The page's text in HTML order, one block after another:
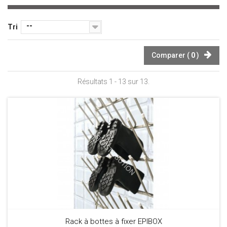
Tri --
Comparer ( 0)
Résultats 1 - 13 sur 13.
Rack à bottes à fixer EPIBOX